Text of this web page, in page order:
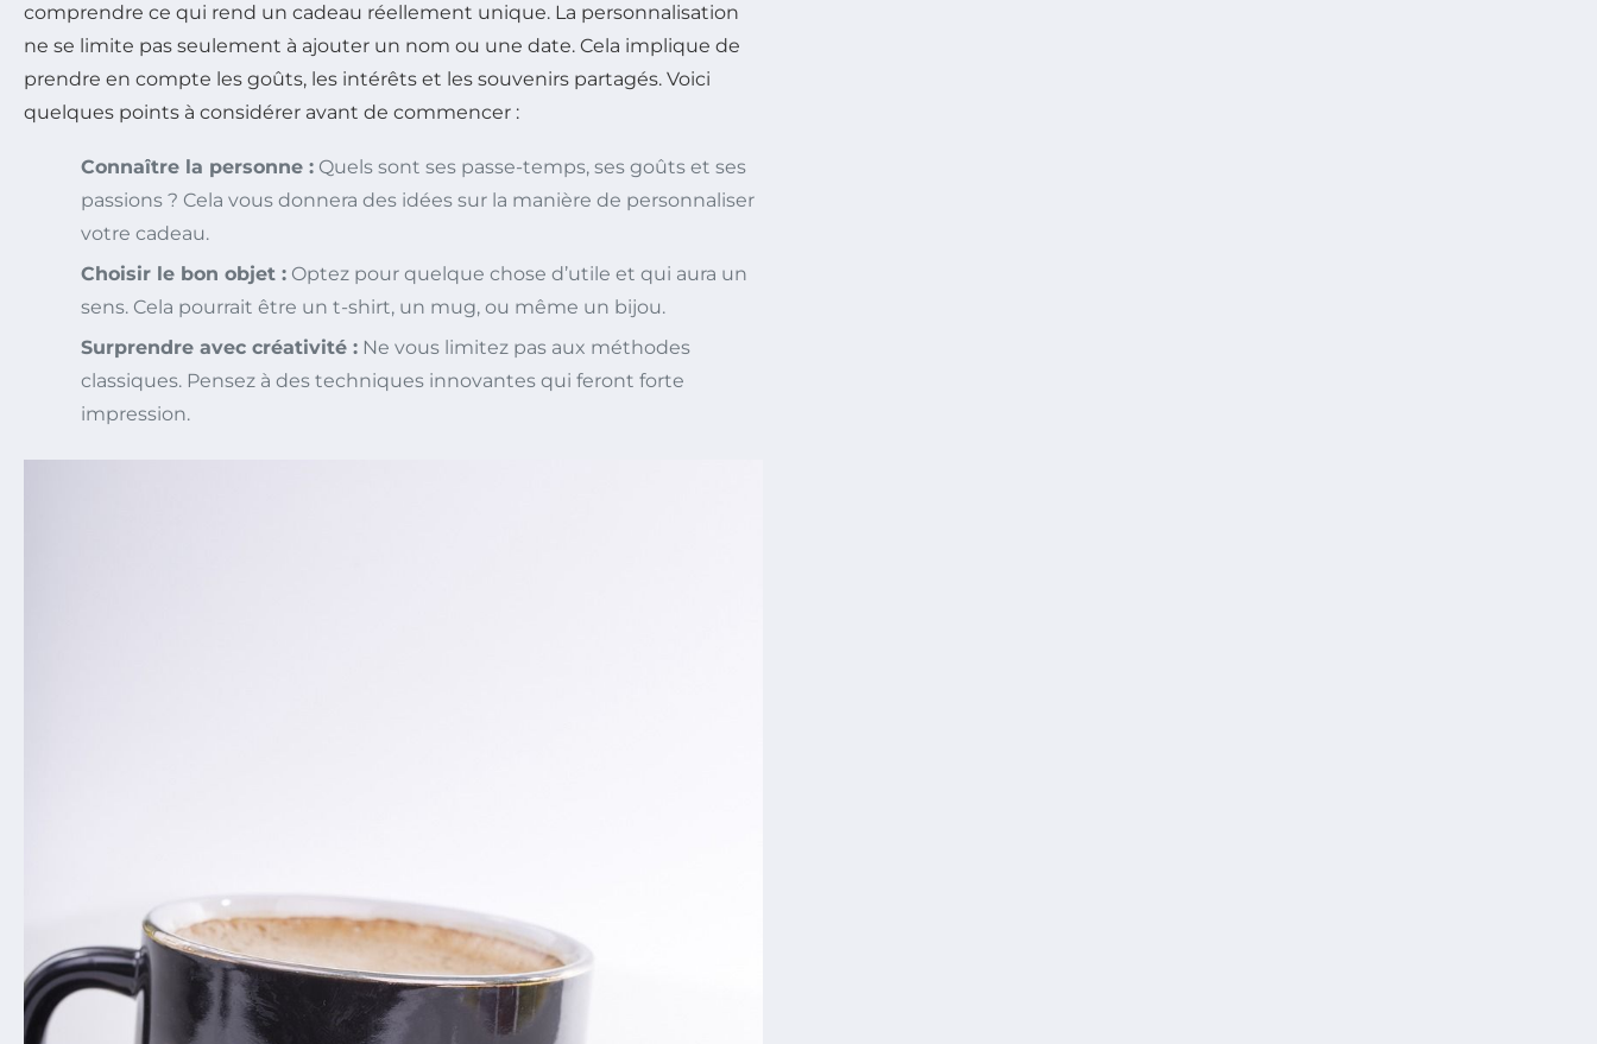
comprendre ce qui rend un cadeau réellement unique. La personnalisation
ne se limite pas seulement à ajouter un nom ou une date. Cela implique de
prendre en compte les goûts, les intérêts et les souvenirs partagés. Voici
quelques points à considérer avant de commencer :
Connaître la personne : Quels sont ses passe-temps, ses goûts et ses
passions ? Cela vous donnera des idées sur la manière de personnaliser
votre cadeau.
Choisir le bon objet : Optez pour quelque chose d’utile et qui aura un
sens. Cela pourrait être un t-shirt, un mug, ou même un bijou.
Surprendre avec créativité : Ne vous limitez pas aux méthodes
classiques. Pensez à des techniques innovantes qui feront forte
impression.